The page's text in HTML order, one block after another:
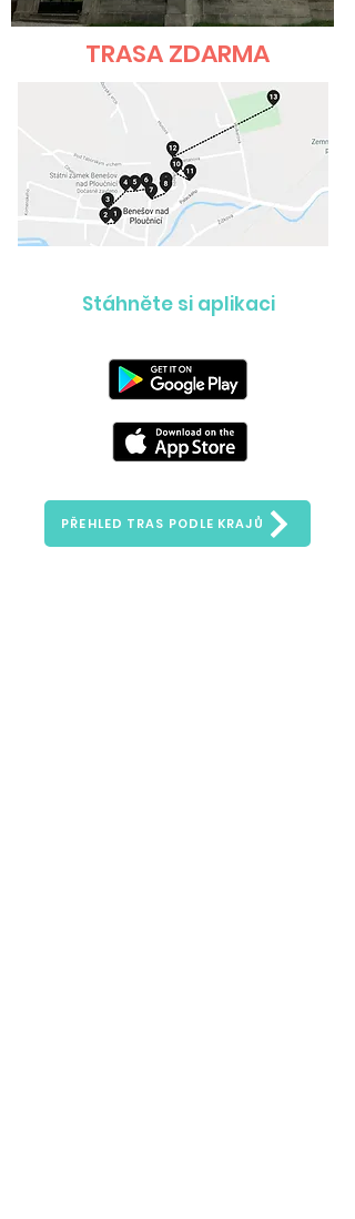
TRASA ZDARMA
Stáhněte si aplikaci
PŘEHLED TRAS PODLE KRAJŮ